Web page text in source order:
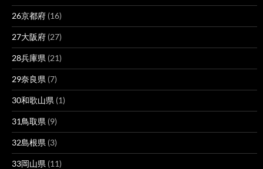
26京都府 (16)
27大阪府 (27)
28兵庫県 (21)
29奈良県 (7)
30和歌山県 (1)
31鳥取県 (9)
32島根県 (3)
33岡山県 (11)